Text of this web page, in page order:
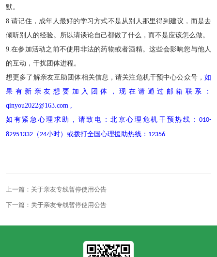
默。
8.请记住，成年人最好的学习方式不是从别人那里得到建议，而是去
倾听别人的经验。所以请谈论自己都做了什么，而不是应该怎么做。
9.在参加活动之前不使用非法的药物或者酒精。这些会影响您与他人
的互动，干扰团体进程。
想更多了解亲友互助团体相关信息，请关注危机干预中心公众号， 如
果有新亲友想要加入团体，现在请通过邮箱联系：
qinyou2022@163.com ,
如有紧急心理求助，请致电：北京心理危机干预热线： 010-
82951332 （24小时）或拨打全国心理援助热线： 12356
上一篇：关于亲友专线暂停使用公告
下一篇：关于亲友专线暂停使用公告